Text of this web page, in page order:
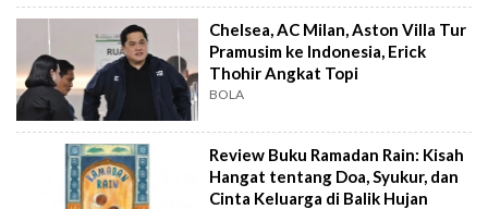
Chelsea, AC Milan, Aston Villa Tur
Pramusim ke Indonesia, Erick
Thohir Angkat Topi
BOLA
Review Buku Ramadan Rain: Kisah
Hangat tentang Doa, Syukur, dan
Cinta Keluarga di Balik Hujan